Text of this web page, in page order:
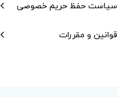
سیاست حفظ حریم خصوصی
قوانین و مقررات